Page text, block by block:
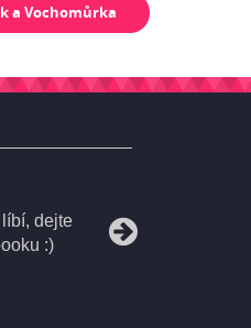
a Vochomůrka
dejte
:)